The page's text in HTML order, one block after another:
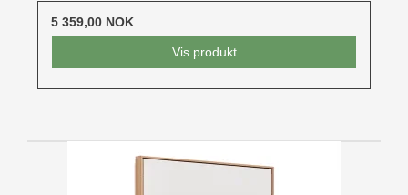
5 359,00 NOK
Vis produkt